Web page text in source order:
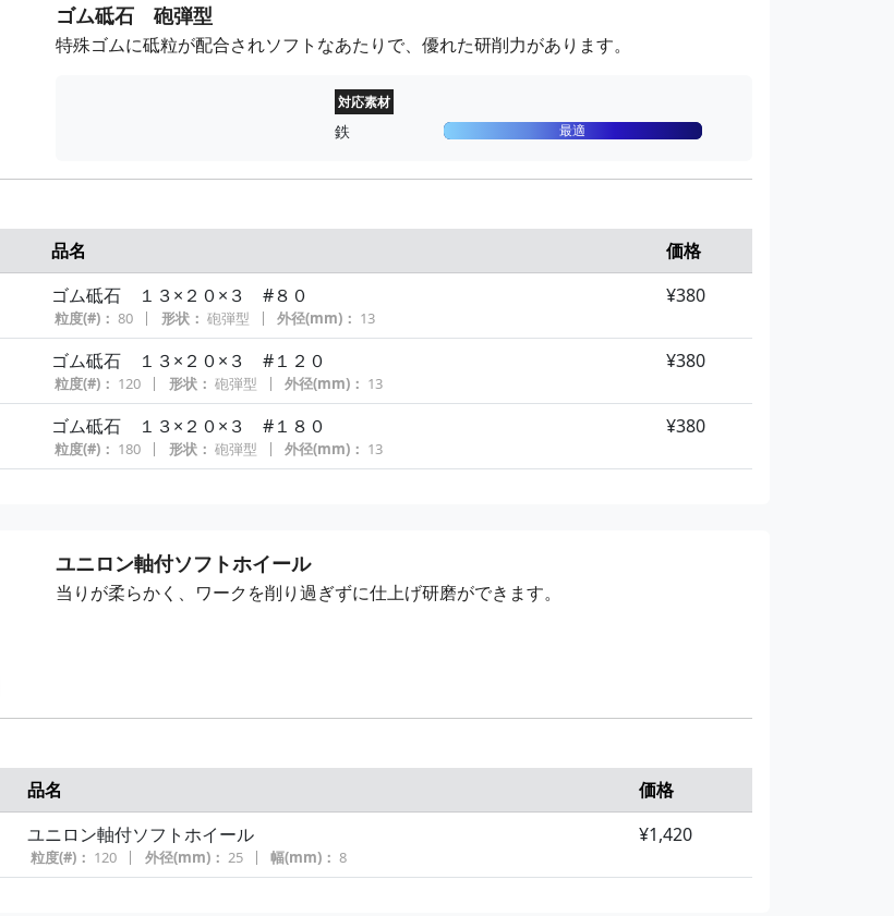
軸付フラップホイール #120 25×25×3
砥材：アルミナ 粒度(#)： 120 外径(mm)：25
ゴム砥石 砲弾型
特殊ゴムに砥粒が配合されソフトなあたりで、優れた研削力があります。
対応素材
鉄 最適
品名
価格
ゴム砥石 １３×２０×３ #８０
粒度(#)： 80 形状： 砲弾型 外径(mm)： 13
¥380
ゴム砥石 １３×２０×３ #１２０
粒度(#)： 120 形状： 砲弾型 外径(mm)： 13
¥380
ゴム砥石 １３×２０×３ #１８０
粒度(#)： 180 形状： 砲弾型 外径(mm)： 13
¥380
ユニロン軸付ソフトホイール
当りが柔らかく、ワークを削り過ぎずに仕上げ研磨ができます。
品名
価格
ユニロン軸付ソフトホイール
粒度(#)： 120 外径(mm)： 25 幅(mm)： 8
¥1,420